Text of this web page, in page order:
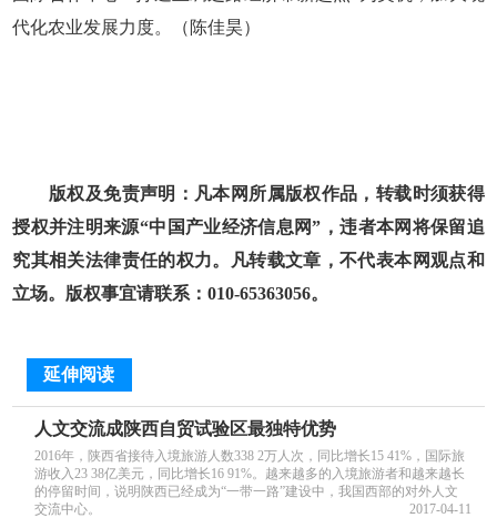
代化农业发展力度。（陈佳昊）
版权及免责声明：凡本网所属版权作品，转载时须获得
授权并注明来源“中国产业经济信息网”，违者本网将保留追
究其相关法律责任的权力。凡转载文章，不代表本网观点和
立场。版权事宜请联系：010-65363056。
延伸阅读
人文交流成陕西自贸试验区最独特优势
2016年，陕西省接待入境旅游人数338 2万人次，同比增长15 41%，国际旅
游收入23 38亿美元，同比增长16 91%。越来越多的入境旅游者和越来越长
的停留时间，说明陕西已经成为“一带一路”建设中，我国西部的对外人文
交流中心。
2017-04-11